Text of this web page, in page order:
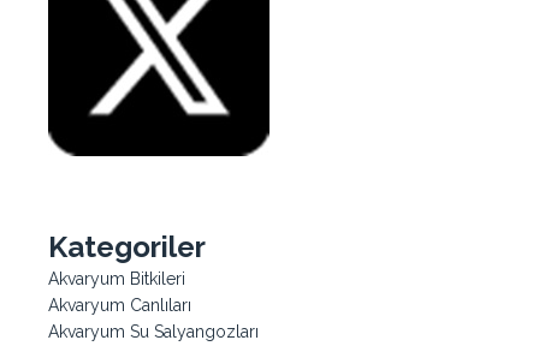
Kategoriler
Akvaryum Bitkileri
Akvaryum Canlıları
Akvaryum Su Salyangozları